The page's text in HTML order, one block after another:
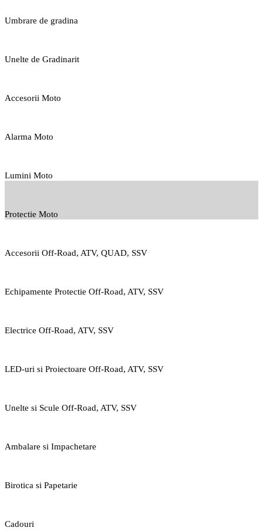
Umbrare de gradina
Unelte de Gradinarit
Accesorii Moto
Alarma Moto
Lumini Moto
Protectie Moto
Accesorii Off-Road, ATV, QUAD, SSV
Echipamente Protectie Off-Road, ATV, SSV
Electrice Off-Road, ATV, SSV
LED-uri si Proiectoare Off-Road, ATV, SSV
Unelte si Scule Off-Road, ATV, SSV
Ambalare si Impachetare
Birotica si Papetarie
Cadouri